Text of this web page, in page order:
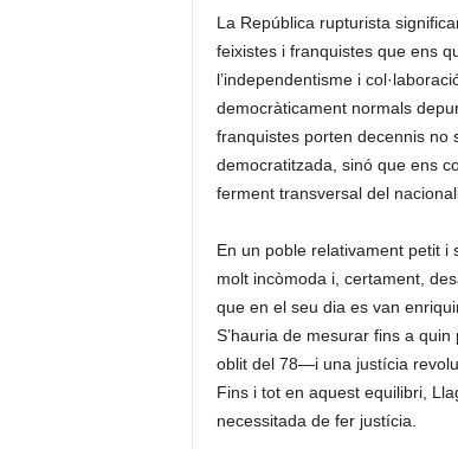
La República rupturista
feixistes i franquistes que ens
l’independentisme i
democràticament normals
franquistes porten decennis no
democratitzada, sinó que ens
ferment transversal del
En un poble relativament petit i
molt incòmoda i, certament,
que en el seu dia es van
S’hauria de mesurar fins a
oblit del 78—i una justícia
Fins i tot en aquest equilibri,
necessitada de fer justícia.